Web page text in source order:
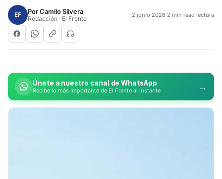
EF PorCamilo Silvera
Redacción · El Frente 2 junio 2026·2 min read lectura
Únete a nuestro canal de WhatsApp
Recibe lo más importante de El Frente al instante →